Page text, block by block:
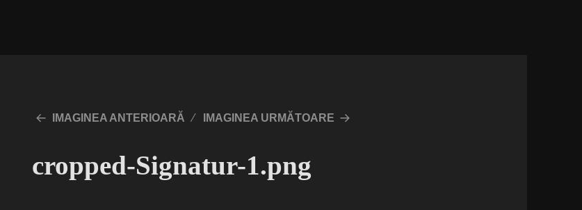
IMAGINEA ANTERIOARĂ IMAGINEA URMĂTOARE
cropped-Signatur-1.png